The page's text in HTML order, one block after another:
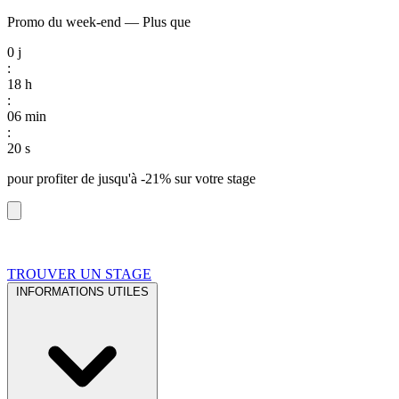
Promo du week-end — Plus que
0 j
:
18 h
:
06 min
:
19 s
pour profiter de jusqu'à -21% sur votre stage
TROUVER UN STAGE
INFORMATIONS UTILES